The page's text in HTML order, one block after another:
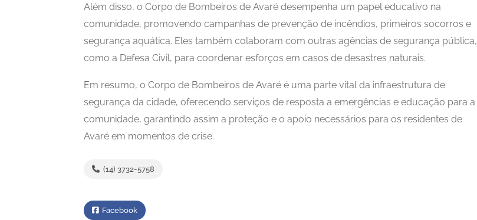
Além disso, o Corpo de Bombeiros de Avaré desempenha um papel educativo na
comunidade, promovendo campanhas de prevenção de incêndios, primeiros socorros e
segurança aquática. Eles também colaboram com outras agências de segurança pública,
como a Defesa Civil, para coordenar esforços em casos de desastres naturais.
Em resumo, o Corpo de Bombeiros de Avaré é uma parte vital da infraestrutura de
segurança da cidade, oferecendo serviços de resposta a emergências e educação para a
comunidade, garantindo assim a proteção e o apoio necessários para os residentes de
Avaré em momentos de crise.
(14) 3732-5758
Facebook